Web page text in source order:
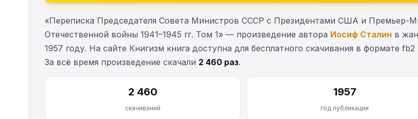
«Переписка Председателя Совета Министров СССР с Президентами США и Премьер-
Отечественной войны 1941–1945 гг. Том 1» — произведение автора Иосиф Сталин в
1957 году. На сайте Книгизм книга доступна для бесплатного скачивания в формате
За всё время произведение скачали 2 460 раз.
2 460
скачиваний
1957
год публикации